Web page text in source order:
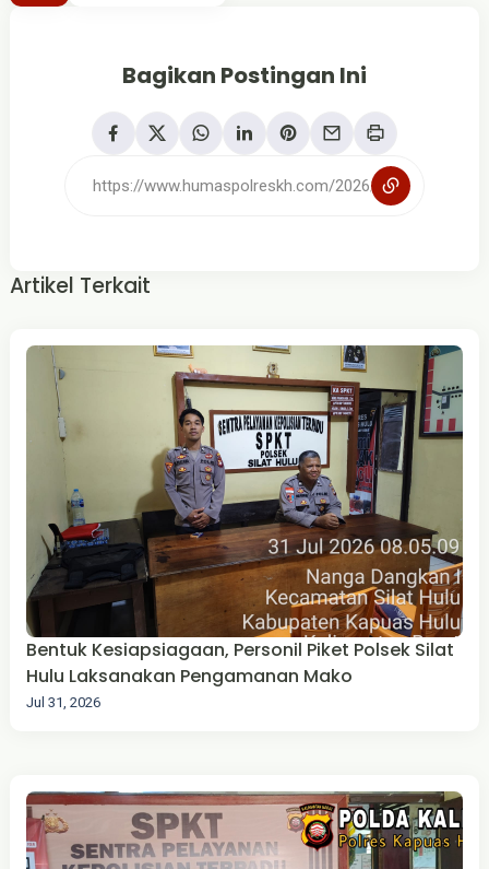
Bagikan Postingan Ini
Artikel Terkait
Bentuk Kesiapsiagaan, Personil Piket Polsek Silat
Hulu Laksanakan Pengamanan Mako
Jul 31, 2026